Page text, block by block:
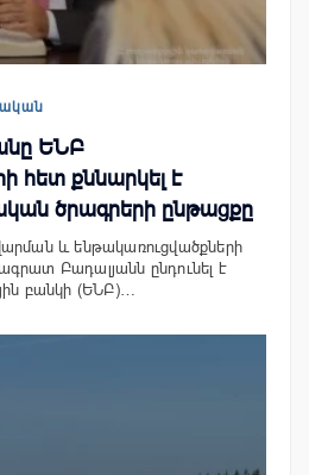
ԵՆԲ
հետ քննարկել է
ծրագրերի ընթացքը
և ենթակառուցվածքների
Բադալյանն ընդունել է
բանկի (ԵՆԲ)…